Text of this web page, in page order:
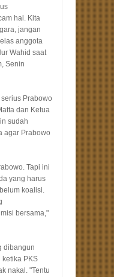
hal. Kita
jangan
anggota
Wahid saat
Senin
Prabowo
dan Ketua
sudah
agar Prabowo
Tapi ini
yang harus
koalisi.
bersama,"
dibangun
PKS
nakal. "Tentu